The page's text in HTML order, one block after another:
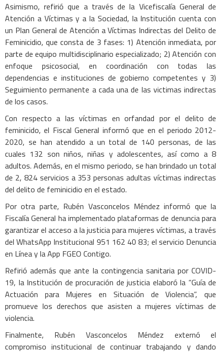
Asimismo, refirió que a través de la Vicefiscalía General de
Atención a Víctimas y a la Sociedad, la Institución cuenta con
un Plan General de Atención a Víctimas Indirectas del Delito de
Feminicidio, que consta de 3 fases: 1) Atención inmediata, por
parte de equipo multidisciplinario especializado; 2) Atención con
enfoque psicosocial, en coordinación con todas las
dependencias e instituciones de gobierno competentes y 3)
Seguimiento permanente a cada una de las victimas indirectas
de los casos.
Con respecto a las víctimas en orfandad por el delito de
feminicido, el Fiscal General informó que en el periodo 2012-
2020, se han atendido a un total de 140 personas, de las
cuales 132 son niños, niñas y adolescentes, así como a 8
adultos. Además, en el mismo periodo, se han brindado un total
de 2, 824 servicios a 353 personas adultas víctimas indirectas
del delito de feminicidio en el estado.
Por otra parte, Rubén Vasconcelos Méndez informó que la
Fiscalía General ha implementado plataformas de denuncia para
garantizar el acceso a la justicia para mujeres víctimas, a través
del WhatsApp Institucional 951 162 40 83; el servicio Denuncia
en Línea y la App FGEO Contigo.
Refirió además que ante la contingencia sanitaria por COVID-
19, la Institución de procuración de justicia elaboró la “Guía de
Actuación para Mujeres en Situación de Violencia”, que
promueve los derechos que asisten a mujeres víctimas de
violencia.
Finalmente, Rubén Vasconcelos Méndez externó el
compromiso institucional de continuar trabajando y dando